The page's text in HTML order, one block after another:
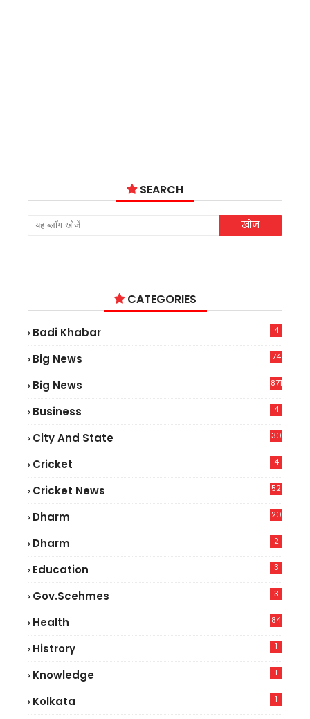
SEARCH
CATEGORIES
Badi Khabar 4
Big News
74
Big News 871
Business 4
City And State 30
Cricket 4
Cricket News
52
Dharm 20
Dharm 2
Education 3
Gov.scehmes 3
Health
84
Histrory 1
Knowledge 1
Kolkata 1